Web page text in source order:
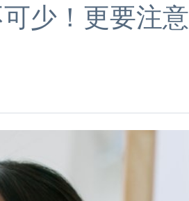
少！更要注意